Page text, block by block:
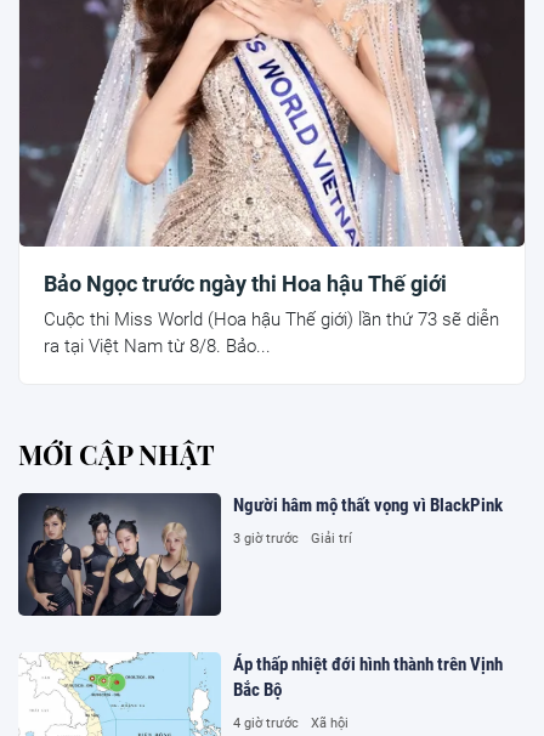
Bảo Ngọc trước ngày thi Hoa hậu Thế giới
Cuộc thi Miss World (Hoa hậu Thế giới) lần thứ 73 sẽ diễn
ra tại Việt Nam từ 8/8. Bảo...
MỚI CẬP NHẬT
Người hâm mộ thất vọng vì BlackPink
3 giờ trước Giải trí
Áp thấp nhiệt đới hình thành trên Vịnh
Bắc Bộ
4 giờ trước Xã hội